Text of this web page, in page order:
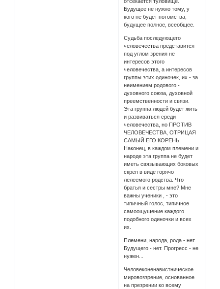
Будущее не нужно тому, у
кого не будет потомства, -
будущее полное, всеобщее.
Судьба последующего
человечества представится
под углом зрения не
интересов этого
человечества, а интересов
группы этих одиночек, их - за
неимением родового -
духовного союза, духовной
преемственности и связи.
Эта группа людей будет жить
и развиваться среди
человечества, но ПРОТИВ
ЧЕЛОВЕЧЕСТВА, ОТРИЦАЯ
САМЫЙ ЕГО КОРЕНЬ.
Наконец, в каждом племени и
народе эта группа не будет
иметь связывающих боковых
скреп в виде горячо
лелеемого родства. Что
братья и сестры мне? Мне
важны ученики , - это
типичный голос, типичное
самоощущение каждого
подобного одиночки и всех
их.
Племени, народа, рода - нет.
Будущего - нет. Прогресс - не
нужен...
Человеконенавистническое
мировоззрение, основанное
на презрении ко всему